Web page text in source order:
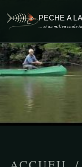
PECHE A
… et au milieu coule